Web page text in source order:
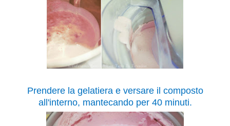
Prendere la gelatiera e versare il composto
all'interno, mantecando per 40 minuti.